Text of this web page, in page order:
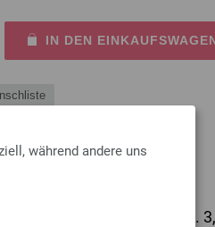
während andere uns
IN DEN
Design-Holz Multicolor St.